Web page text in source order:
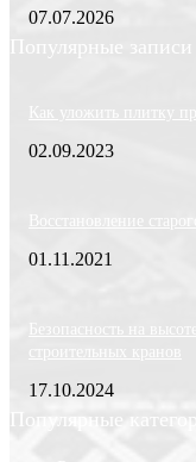
07.07.2026
Популярные записи
Как уложить плитку
02.09.2023
Восстановление
01.11.2021
Безопасность на
строительных кранов
17.10.2024
Популярные